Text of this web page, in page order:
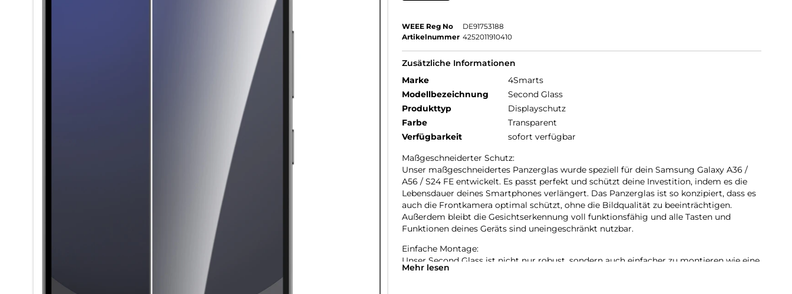
WEEE Reg No
DE91753188
Artikelnummer 4252011910410
Zusätzliche Informationen
Marke
4Smarts
Modellbezeichnung
Second Glass
Produkttyp
Displayschutz
Farbe
Transparent
Verfügbarkeit
sofort verfügbar
Maßgeschneiderter Schutz:
Unser maßgeschneidertes Panzerglas wurde speziell für dein Samsung Galaxy A36 /
A56 / S24 FE entwickelt. Es passt perfekt und schützt deine Investition, indem es die
Lebensdauer deines Smartphones verlängert. Das Panzerglas ist so konzipiert, dass es
auch die Frontkamera optimal schützt, ohne die Bildqualität zu beeinträchtigen.
Außerdem bleibt die Gesichtserkennung voll funktionsfähig und alle Tasten und
Funktionen deines Geräts sind uneingeschränkt nutzbar.
Einfache Montage:
Unser Second Glass ist nicht nur robust, sondern auch einfacher zu montieren wie eine
Panzerfolie. Mit dem mitgelieferten Reinigungsset lässt sich das Schutzglas staubfrei
Mehr lesen